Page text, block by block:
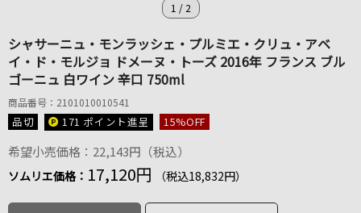
1 / 2
シャサーニュ・モンラッシェ・プルミエ・クリュ・アベ
イ・ド・モルジョ ドメーヌ・トーズ 2016年 フランス ブル
ゴーニュ 白ワイン 辛口 750ml
商品番号：2101010010541
品切 171 ポイント進呈 15%OFF
希望小売価格：22,143円（税込）
ソムリエ価格： 17,120円 （税込18,832円）